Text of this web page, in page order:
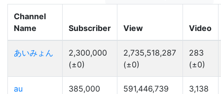
Channel
Name
Subscriber View Video
あいみょん
2,300,000
(±0)
2,735,518,287
(±0)
283
(±0)
au
385,000
591,446,739
3,138